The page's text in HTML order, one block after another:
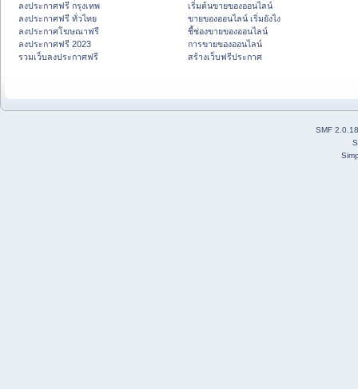
ลงประกาศฟรี กรุงเทพ
ลงประกาศฟรี ทั่วไทย
ลงประกาศโฆษณาฟรี
ลงประกาศฟรี 2023
รวมเว็บลงประกาศฟรี
เริ่มต้นขายของออนไลน์
ขายของออนไลน์ เริ่มยังไง
ชี้ช่องขายของออนไลน์
การขายของออนไลน์
สร้างเว็บฟรีประกาศ
SMF 2.0.18